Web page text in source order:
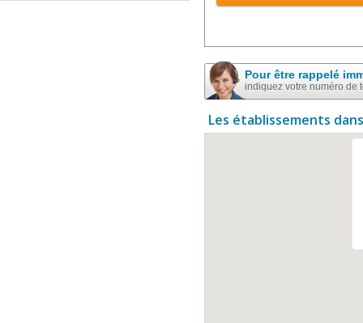
Pour être rappelé
indiquez votre numéro de
Les établissements